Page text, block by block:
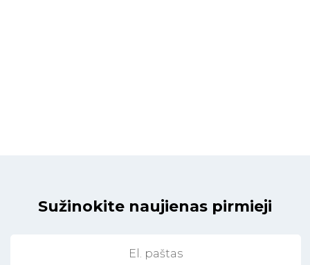
Sužinokite naujienas pirmieji